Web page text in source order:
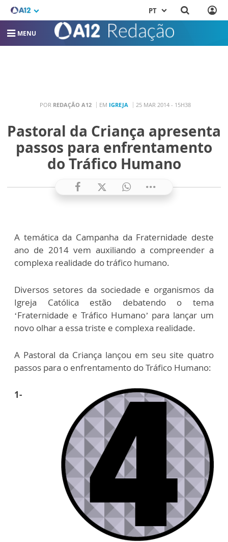
PT
MENU
POR REDAÇÃO A12 EM IGREJA 25 MAR 2014 - 15H38
Pastoral da Criança apresenta
passos para enfrentamento
do Tráfico Humano
A temática da Campanha da Fraternidade deste
ano de 2014 vem auxiliando a compreender a
complexa realidade do tráfico humano.
Diversos setores da sociedade e organismos da
Igreja Católica estão debatendo o tema
‘Fraternidade e Tráfico Humano’ para lançar um
novo olhar a essa triste e complexa realidade.
A Pastoral da Criança lançou em seu site quatro
passos para o enfrentamento do Tráfico Humano:
1-